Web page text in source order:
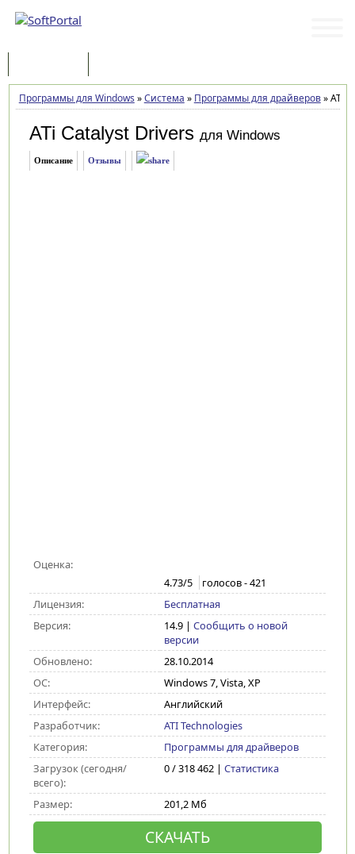
Программы для Windows »Система » Программы для драйверов»ATi
ATi Catalyst Drivers для Windows
Описание Отзывы
Оценка:
4.73/5 голосов -421
Лицензия:
Бесплатная
Версия:
14.9| Сообщить о новой
версии
Обновлено:
28.10.2014
ОС:
Windows 7, Vista, XP
Интерфейс:
Английский
Разработчик:
ATI Technologies
Категория:
Программы для драйверов
Загрузок (сегодня/
всего):
0 / 318 462 | Статистика
Размер: 201,2 Мб
СКАЧАТЬ